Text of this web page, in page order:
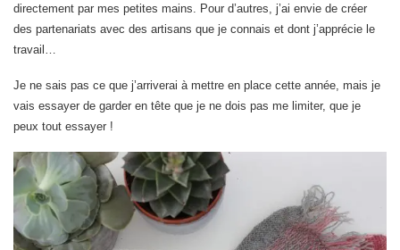
directement par mes petites mains. Pour d’autres, j’ai envie de créer
des partenariats avec des artisans que je connais et dont j’apprécie le
travail…
Je ne sais pas ce que j’arriverai à mettre en place cette année, mais je
vais essayer de garder en tête que je ne dois pas me limiter, que je
peux tout essayer !